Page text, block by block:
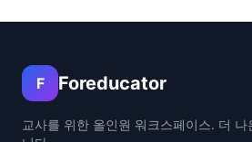
F Foreducator
교사를 위한 올인원 워크스페이스. 더